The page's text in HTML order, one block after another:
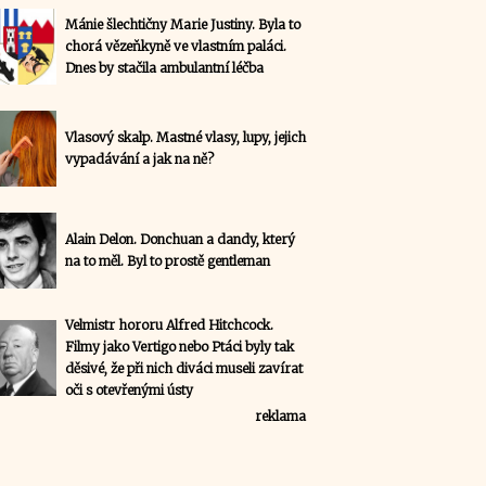
Mánie šlechtičny Marie Justiny. Byla to
chorá vězeňkyně ve vlastním paláci.
Dnes by stačila ambulantní léčba
Vlasový skalp. Mastné vlasy, lupy, jejich
vypadávání a jak na ně?
Alain Delon. Donchuan a dandy, který
na to měl. Byl to prostě gentleman
Velmistr hororu Alfred Hitchcock.
Filmy jako Vertigo nebo Ptáci byly tak
děsivé, že při nich diváci museli zavírat
oči s otevřenými ústy
reklama